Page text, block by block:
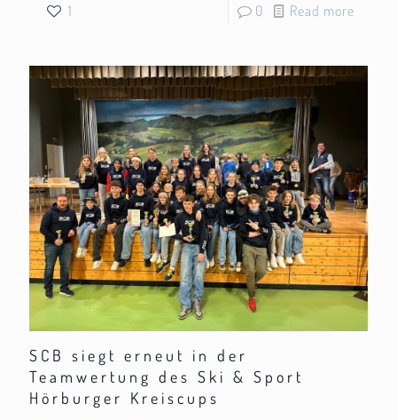
1 0 Read more
SCB siegt erneut in der
Teamwertung des Ski & Sport
Hörburger Kreiscups